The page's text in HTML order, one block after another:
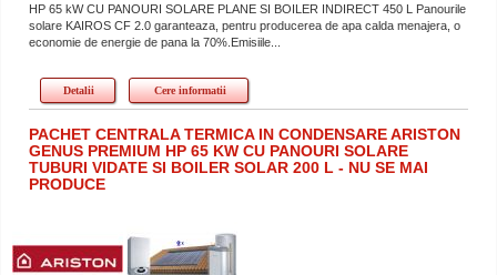
HP 65 kW CU PANOURI SOLARE PLANE SI BOILER INDIRECT 450 L Panourile
solare KAIROS CF 2.0 garanteaza, pentru producerea de apa calda menajera, o
economie de energie de pana la 70%.Emisiile...
Detalii Cere informatii
PACHET CENTRALA TERMICA IN CONDENSARE ARISTON
GENUS PREMIUM HP 65 KW CU PANOURI SOLARE
TUBURI VIDATE SI BOILER SOLAR 200 L - NU SE MAI
PRODUCE